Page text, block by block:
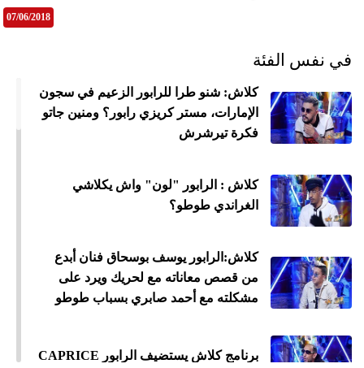
07/06/2018
في نفس الفئة
كلاش: شنو طرا للرابور الزعيم في سجون
الإمارات، مستر كريزي رابور؟ ومنين جاتو
فكرة تيرشرش
كلاش : الرابور "لون" واش يكلاشي
الغراندي طوطو؟
كلاش:الرابور يوسف بوسحاق فنان أبدع
من قصص معاناته مع لحريك ويرد على
مشكلته مع أحمد صابري بسباب طوطو
برنامج كلاش يستضيف الرابور CAPRICE